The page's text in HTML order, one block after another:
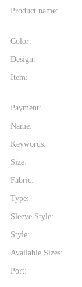
Product name:
Color:
Design:
Item:
Payment:
Name:
Keywords:
Size:
Fabric:
Type:
Sleeve Style:
Style:
Available Sizes:
Port: